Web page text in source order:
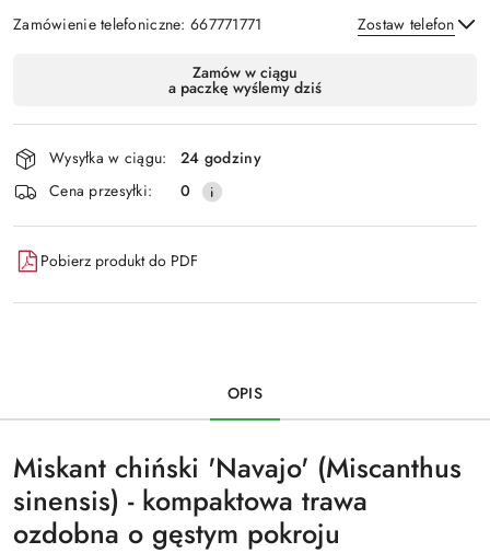
Zamówienie telefoniczne: 667771771 Zostaw telefon
Wyślij
dostawa
Zamów w ciągu
a paczkę wyślemy dziś
Wysyłka w ciągu:
24 godziny
Cena przesyłki:
0
Pobierz produkt do PDF
OPIS
Miskant chiński 'Navajo' (Miscanthus
sinensis) - kompaktowa trawa
ozdobna o gęstym pokroju